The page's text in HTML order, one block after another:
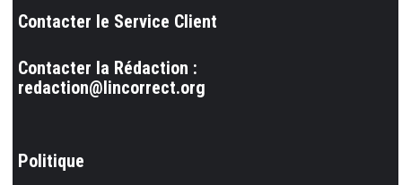
Contacter le Service Client
Contacter la Rédaction :
redaction@lincorrect.org
Politique